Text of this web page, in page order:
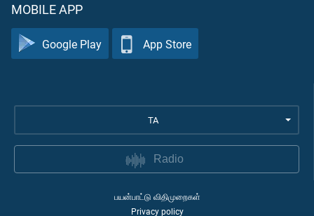
MOBILE APP
Google Play App Store
TA
Radio
பயன்பாட்டு விதிமுறைகள்
Privacy policy